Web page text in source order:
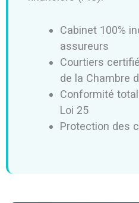
Cabinet 100%
assureurs
Courtiers
de la Chambre
Conformité
Loi 25
Protection des